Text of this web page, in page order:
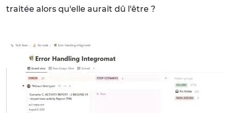
traitée alors qu'elle aurait dû l'être ?